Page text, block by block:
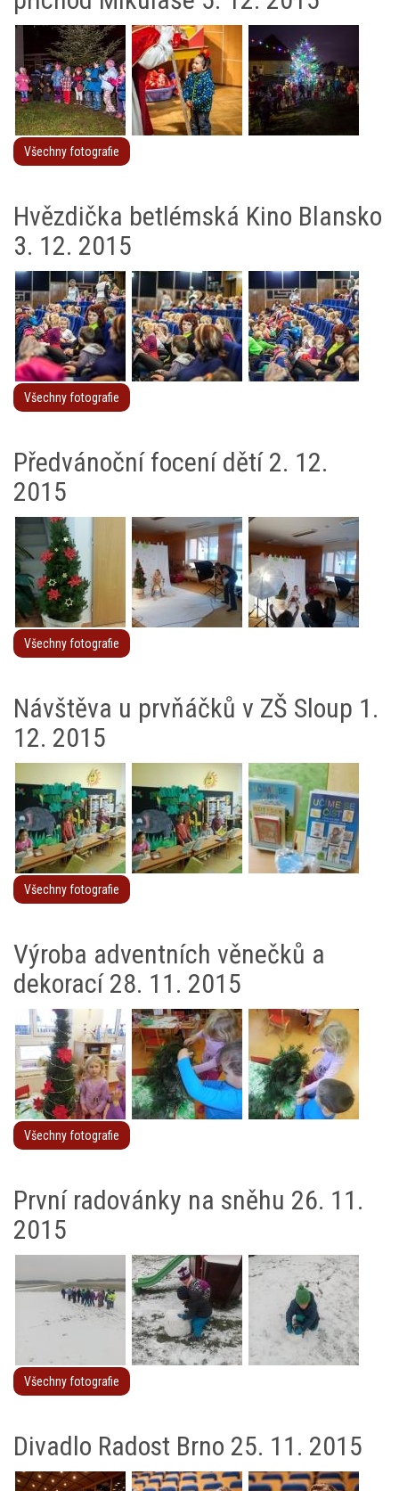
Všechny fotografie
Hvězdička betlémská Kino Blansko
3. 12. 2015
Všechny fotografie
Předvánoční focení dětí 2. 12.
2015
Všechny fotografie
Návštěva u prvňáčků v ZŠ Sloup 1.
12. 2015
Všechny fotografie
Výroba adventních věnečků a
dekorací 28. 11. 2015
Všechny fotografie
První radovánky na sněhu 26. 11.
2015
Všechny fotografie
Divadlo Radost Brno 25. 11. 2015